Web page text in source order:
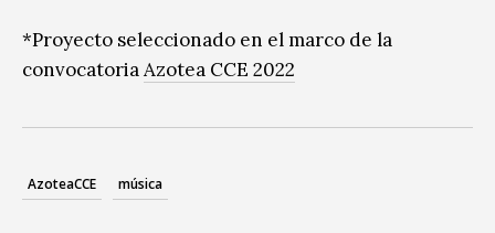
*Proyecto seleccionado en el marco de la
convocatoriaAzotea CCE 2022
AzoteaCCE música